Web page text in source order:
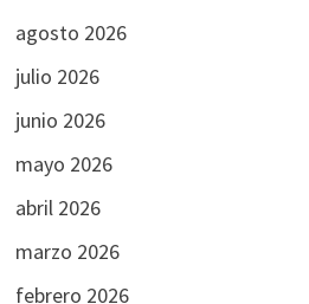
agosto 2026
julio 2026
junio 2026
mayo 2026
abril 2026
marzo 2026
febrero 2026